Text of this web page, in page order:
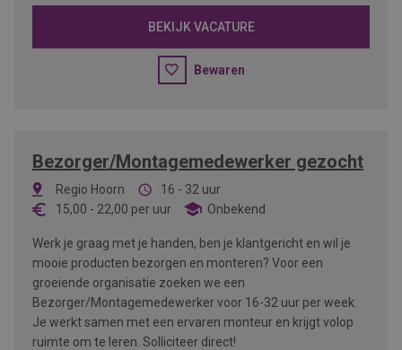
BEKIJK VACATURE
Bewaren
Bezorger/Montagemedewerker gezocht
Regio Hoorn
16 - 32 uur
15,00 - 22,00 per uur Onbekend
Werk je graag met je handen, ben je klantgericht en wil je
mooie producten bezorgen en monteren? Voor een
groeiende organisatie zoeken we een
Bezorger/Montagemedewerker voor 16-32 uur per week.
Je werkt samen met een ervaren monteur en krijgt volop
ruimte om te leren. Solliciteer direct!